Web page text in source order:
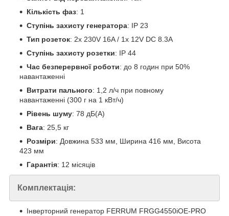
Кількість фаз: 1
Ступінь захисту генератора: IP 23
Тип розеток: 2x 230V 16A / 1x 12V DC 8.3A
Ступінь захисту розетки: IP 44
Час безперервної роботи: до 8 годин при 50%
навантаженні
Витрати пального: 1,2 л/ч при повному
навантаженні (300 г на 1 кВт/ч)
Рівень шуму: 78 дБ(А)
Вага: 25,5 кг
Розміри: Довжина 533 мм, Ширина 416 мм, Висота
423 мм
Гарантія: 12 місяців
Комплектація:
Інверторний генератор FERRUM FRGG4550iOE-PRO